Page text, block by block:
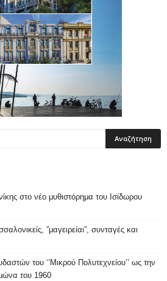
στο νέο μυθιστόρημα του Ισίδωρου
”μαγειρείαι”, συνταγές και
του ‘’Μικρού Πολυτεχνείου’’ ως την
του 1960